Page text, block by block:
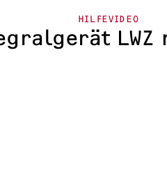
HILFEVIDEO
LWZ